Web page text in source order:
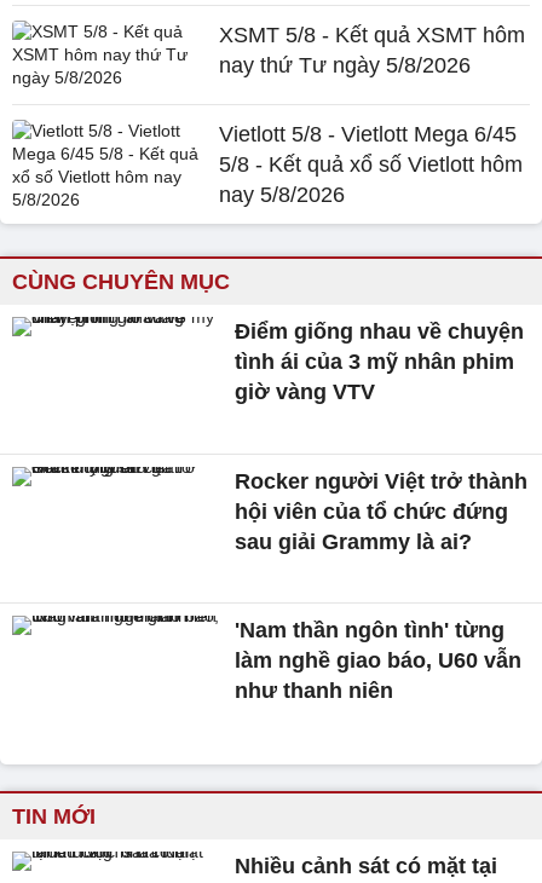
XSMT 5/8 - Kết quả XSMT hôm
nay thứ Tư ngày 5/8/2026
Vietlott 5/8 - Vietlott Mega 6/45
5/8 - Kết quả xổ số Vietlott hôm
nay 5/8/2026
CÙNG CHUYÊN MỤC
Điểm giống nhau về chuyện
tình ái của 3 mỹ nhân phim
giờ vàng VTV
Rocker người Việt trở thành
hội viên của tổ chức đứng
sau giải Grammy là ai?
'Nam thần ngôn tình' từng
làm nghề giao báo, U60 vẫn
như thanh niên
TIN MỚI
Nhiều cảnh sát có mặt tại